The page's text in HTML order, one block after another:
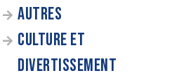
AUTRES
CULTURE ET
DIVERTISSEMENT